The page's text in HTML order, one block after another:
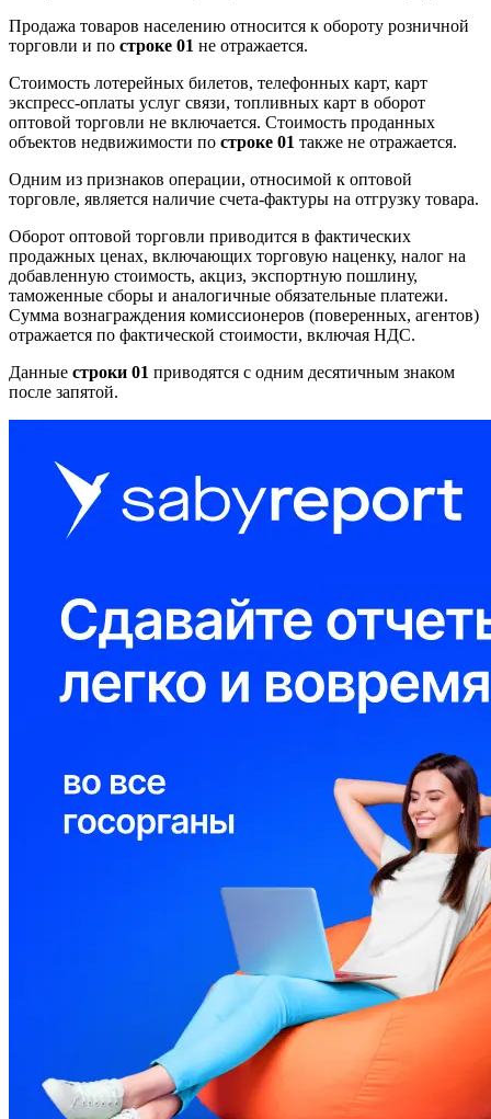
Продажа товаров населению относится к обороту розничной
торговли и по строке 01 не отражается.
Стоимость лотерейных билетов, телефонных карт, карт
экспресс-оплаты услуг связи, топливных карт в оборот
оптовой торговли не включается. Стоимость проданных
объектов недвижимости по строке 01 также не отражается.
Одним из признаков операции, относимой к оптовой
торговле, является наличие счета-фактуры на отгрузку товара.
Оборот оптовой торговли приводится в фактических
продажных ценах, включающих торговую наценку, налог на
добавленную стоимость, акциз, экспортную пошлину,
таможенные сборы и аналогичные обязательные платежи.
Сумма вознаграждения комиссионеров (поверенных, агентов)
отражается по фактической стоимости, включая НДС.
Данные строки 01 приводятся с одним десятичным знаком
после запятой.